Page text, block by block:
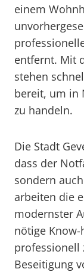
einem
entfernt. Mit
stehen
bereit, um in
zu handeln.
Die Stadt
dass der
sondern
arbeiten die
modernster
nötige
professionell
Beseitigung